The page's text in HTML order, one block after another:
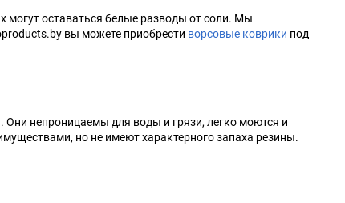
Mercury
Samsung Rolls-Royce
могут оставаться белые разводы от соли. Мы
вы можете приобрести ворсовые коврики под
непроницаемы для воды и грязи, легко моются и
но не имеют характерного запаха резины.